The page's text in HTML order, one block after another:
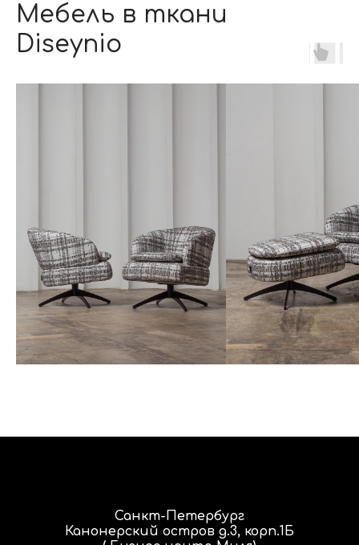
Мебель в ткани
Diseynio
Санкт-Петербург
Канонерский остров д.3, корп.1Б